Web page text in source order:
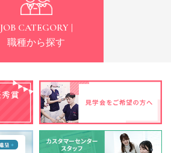
JOB CATEGORY |
職種から探す